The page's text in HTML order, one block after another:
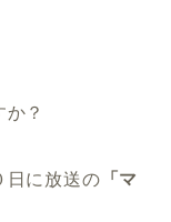
？
日に放送の 「マ